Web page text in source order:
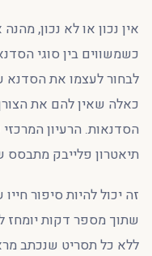
אין נכון או לא נכון,
כשמשווים בין סוגי
לבחור לעצמו את הסדנא
כאלה שאין להם את
הסדנאות. הרעיון
תיאטרון פלייבק מתבסס
זה יכול להיות סיפור
שתוך מספר דקות יומחז
ללא כל תסריט שנכתב